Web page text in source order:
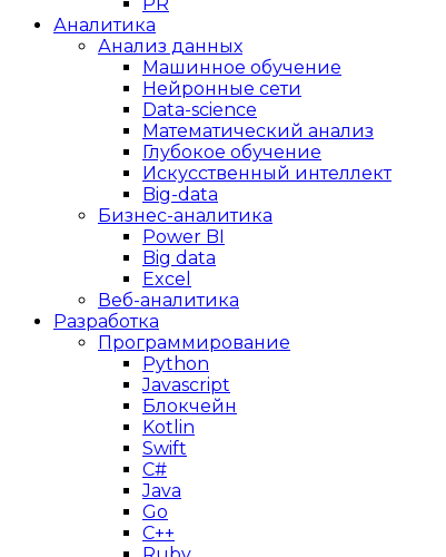
Аналитика
Анализ данных
Машинное обучение
Нейронные сети
Data-science
Математический анализ
Глубокое обучение
Искусственный интеллект
Big-data
Бизнес-аналитика
Power BI
Big data
Excel
Веб-аналитика
Разработка
Программирование
Python
Javascript
Блокчейн
Kotlin
Swift
C#
Java
Go
C++